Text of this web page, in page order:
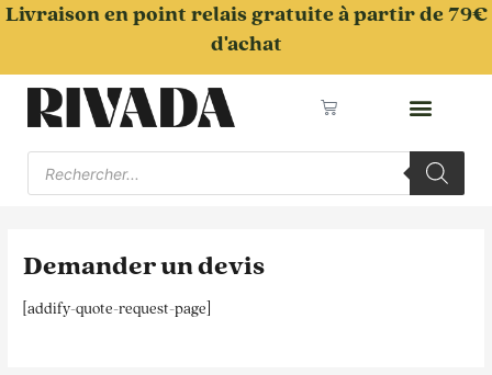
Aller
Livraison en point relais gratuite à partir de 79€
d'achat
Panier
Recherche
produits
Demander un devis
[addify-quote-request-page]